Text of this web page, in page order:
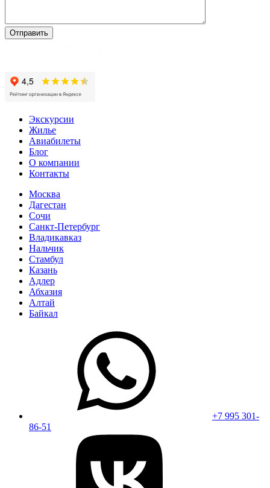
Экскурсии
Жилье
Авиабилеты
Блог
О компании
Контакты
Москва
Дагестан
Сочи
Санкт-Петербург
Владикавказ
Нальчик
Стамбул
Казань
Адлер
Абхазия
Алтай
Байкал
+7 995 301-
86-51